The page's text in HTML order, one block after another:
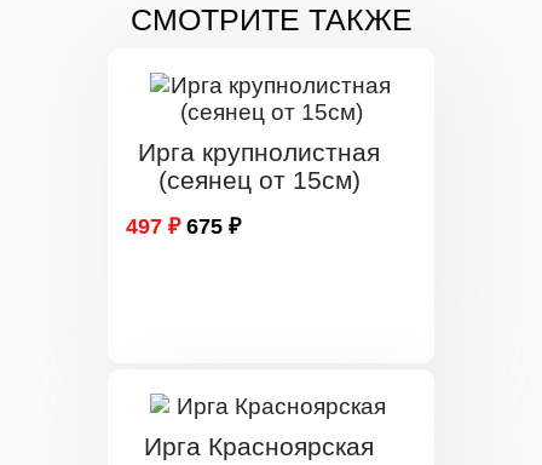
СМОТРИТЕ ТАКЖЕ
Ирга крупнолистная
(сеянец от 15см)
497 ₽ 675 ₽
Ирга Красноярская